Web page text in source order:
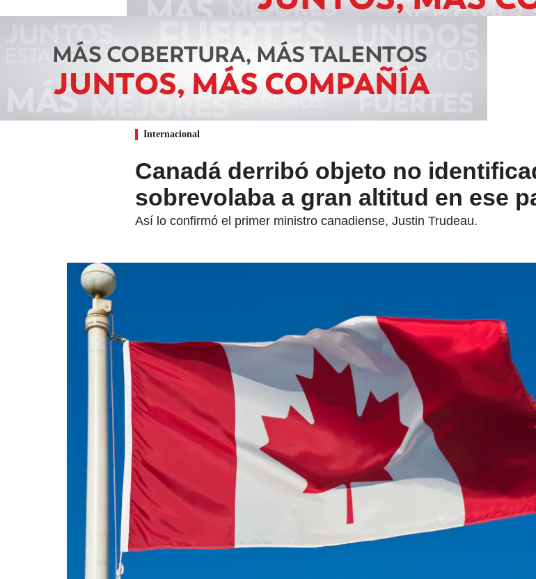
Internacional
Canadá derribó objeto no
sobrevolaba a gran altitud en ese
Así lo confirmó el primer ministro canadiense, Justin Trudeau.